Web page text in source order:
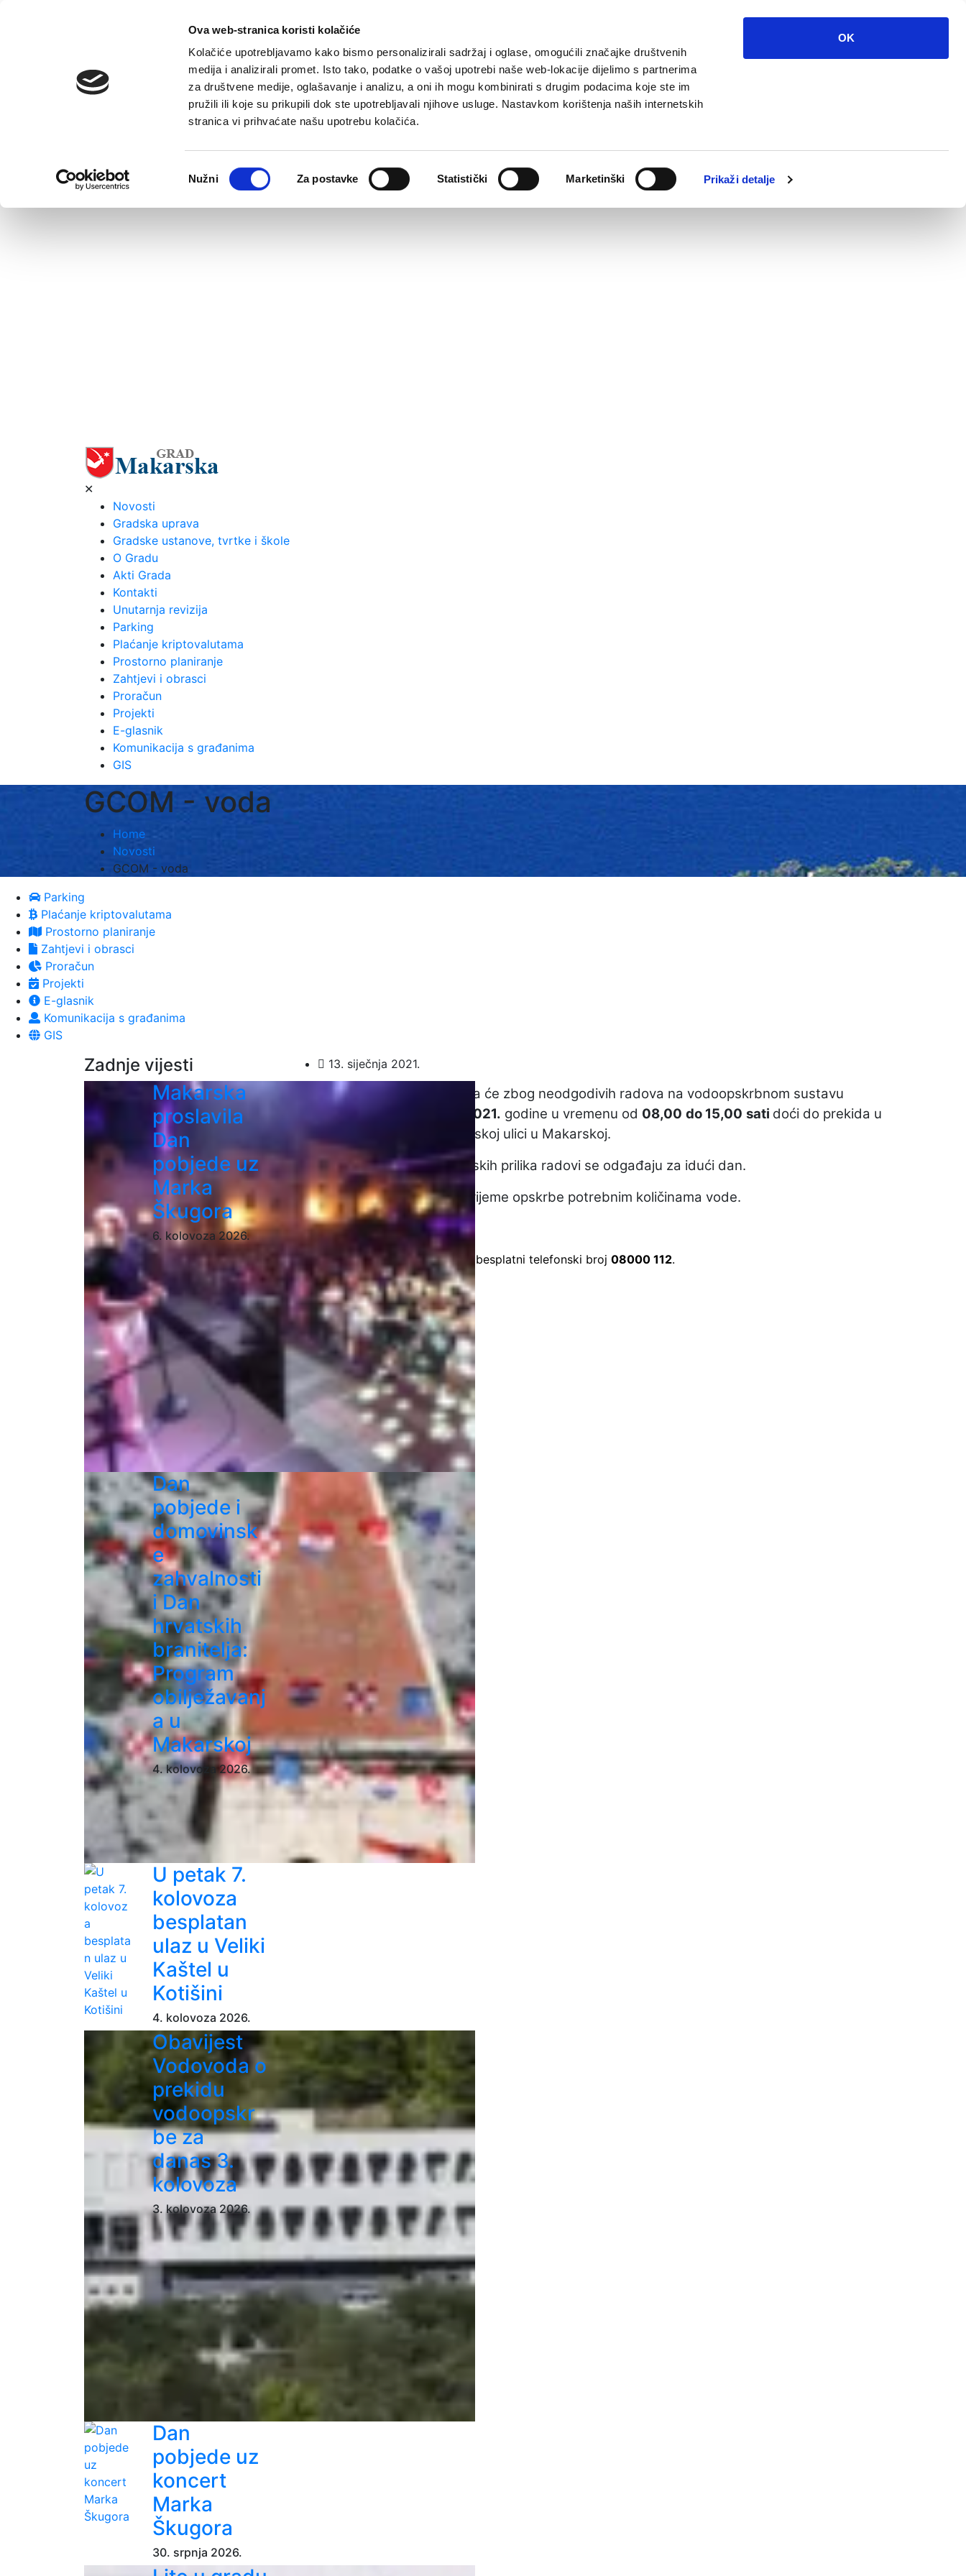
Ova web-stranica koristi kolačiće
Kolačiće upotrebljavamo kako bismo personalizirali sadržaj i oglase, omogućili značajke društvenih
medija i analizirali promet. Isto tako, podatke o vašoj upotrebi naše web-lokacije dijelimo s partnerima
za društvene medije, oglašavanje i analizu, a oni ih mogu kombinirati s drugim podacima koje ste im
pružili ili koje su prikupili dok ste upotrebljavali njihove usluge. Nastavkom korištenja naših internetskih
stranica vi prihvaćate našu upotrebu kolačića.
pristanka
Nužni Za postavke Statistički Marketinški Prikaži detalje
OK
Pretraga
✕
Novosti
Gradska uprava
Gradske ustanove, tvrtke i škole
O Gradu
Akti Grada
Kontakti
Unutarnja revizija
Parking
Plaćanje kriptovalutama
Prostorno planiranje
Zahtjevi i obrasci
Proračun
Projekti
E-glasnik
Komunikacija s građanima
GIS
GCOM - voda
Home
Novosti
GCOM - voda
Parking
Plaćanje kriptovalutama
Prostorno planiranje
Zahtjevi i obrasci
Proračun
Projekti
E-glasnik
Komunikacija s građanima
GIS
13. siječnja 2021.
Obavještavaju se potrošači da će zbog neodgodivih radova na vodoopskrbnom sustavu
14. siječnja(četvrtak) 2021. godine u vremenu od 08,00 do 15,00 sati doći do prekida u
opskrbi pitkomvodomu Zadarskoj ulici u Makarskoj.
U slučaju nepovoljnih vremenskih prilika radovi se odgađaju za idući dan.
Molimo potrošače da se na vrijeme opskrbe potrebnim količinama vode.
Hvala na razumijevanju.
Više informacija možete dobiti na besplatni telefonski broj 08000 112.
Zadnje vijesti
Makarska
proslavila
Dan
pobjede uz
Marka
Škugora
6. kolovoza 2026.
Dan
pobjede i
domovinsk
e
zahvalnosti
i Dan
hrvatskih
branitelja:
Program
obilježavanj
a u
Makarskoj
4. kolovoza 2026.
U petak 7.
kolovoza
besplatan
ulaz u Veliki
Kaštel u
Kotišini
4. kolovoza 2026.
Obavijest
Vodovoda o
prekidu
vodoopskr
be za
danas 3.
kolovoza
3. kolovoza 2026.
Dan
pobjede uz
koncert
Marka
Škugora
30. srpnja 2026.